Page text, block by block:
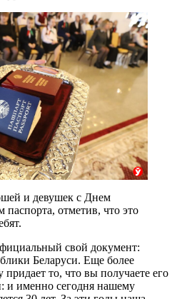
и девушек с Днем
отметив, что это
свой документ:
Беларуси. Еще более
то, что вы получаете его
и именно сегодня нашему